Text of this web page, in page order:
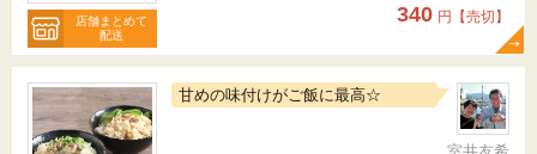
店舗まとめて
配送
340 円【売切】
甘めの味付けがご飯に最高☆